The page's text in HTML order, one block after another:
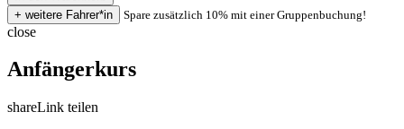
Spare zusätzlich 10% mit einer Gruppenbuchung!
close
Anfängerkurs
shareLink teilen